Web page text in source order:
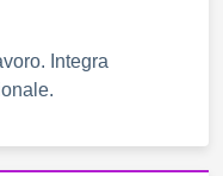
Integra